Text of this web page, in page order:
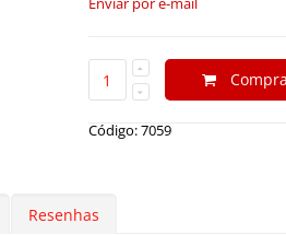
Código: 7059
Resenhas